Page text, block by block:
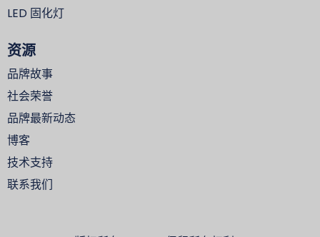
LED 固化灯
资源
品牌故事
社会荣誉
品牌最新动态
博客
技术支持
联系我们